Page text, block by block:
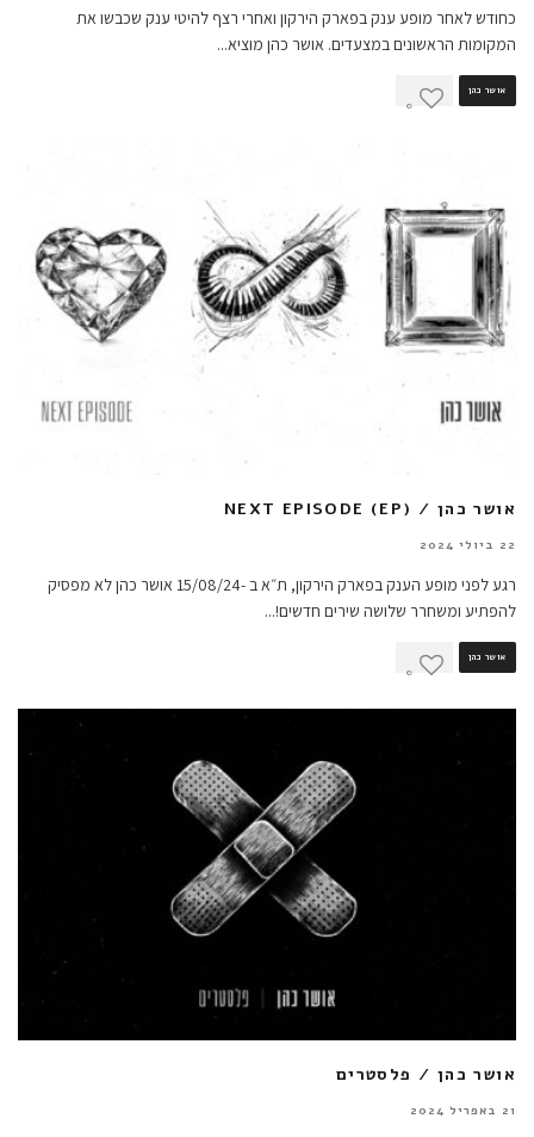
כחודש לאחר מופע ענק בפארק הירקון ואחרי רצף להיטי ענק שכבשו את
המקומות הראשונים במצעדים. אושר כהן מוציא...
אושר כהן
0
אושר כהן / NEXT EPISODE (EP)
22 ביולי 2024
רגע לפני מופע הענק בפארק הירקון, ת״א ב -15/08/24 אושר כהן לא מפסיק
להפתיע ומשחרר שלושה שירים חדשים!...
אושר כהן
0
אושר כהן / פלסטרים
21 באפריל 2024